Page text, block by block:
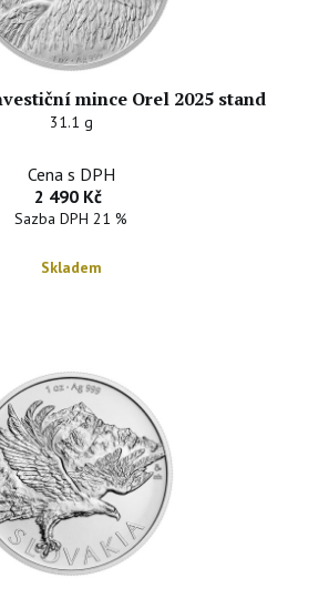
mince Orel 2025 stand
31.1 g
Cena s DPH
2 490 Kč
Sazba DPH 21 %
Skladem